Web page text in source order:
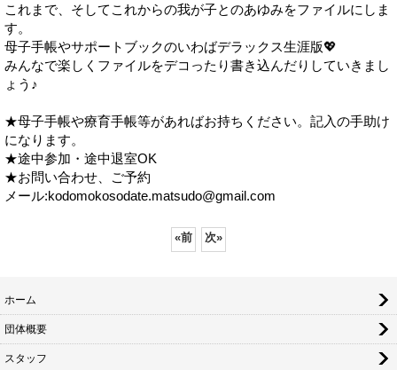
これまで、そしてこれからの我が子とのあゆみをファイルにしま
す。
母子手帳やサポートブックのいわばデラックス生涯版💖
みんなで楽しくファイルをデコったり書き込んだりしていきまし
ょう♪
★母子手帳や療育手帳等があればお持ちください。記入の手助け
になります。
★途中参加・途中退室OK
★お問い合わせ、ご予約
メール:kodomokosodate.matsudo@gmail.com
«前 次»
ホーム
団体概要
スタッフ